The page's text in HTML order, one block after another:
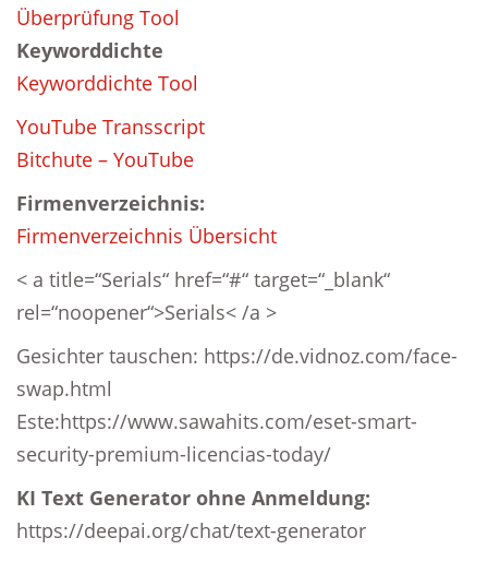
Überprüfung Tool
Keyworddichte
Keyworddichte Tool
YouTube Transscript
Bitchute – YouTube
Firmenverzeichnis:
Firmenverzeichnis Übersicht
< a title=“Serials“ href=“#“ target=“_blank“
rel=“noopener“>Serials< /a >
Gesichter tauschen: https://de.vidnoz.com/face-
swap.html
Este:https://www.sawahits.com/eset-smart-
security-premium-licencias-today/
KI Text Generator ohne Anmeldung:
https://deepai.org/chat/text-generator